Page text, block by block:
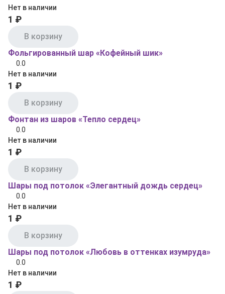
Нет в наличии
1 ₽
В корзину
Фольгированный шар «Кофейный шик»
0.0
Нет в наличии
1 ₽
В корзину
Фонтан из шаров «Тепло сердец»
0.0
Нет в наличии
1 ₽
В корзину
Шары под потолок «Элегантный дождь сердец»
0.0
Нет в наличии
1 ₽
В корзину
Шары под потолок «Любовь в оттенках изумруда»
0.0
Нет в наличии
1 ₽